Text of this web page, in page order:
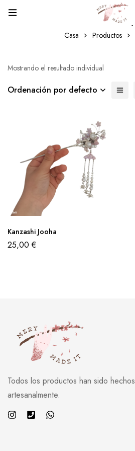
shell boy
Casa Productos
Mostrando el resultado individual
Ordenación por defecto
Kanzashi Jooha
25,00€
Todos los productos han sido hechos
artesanalmente.